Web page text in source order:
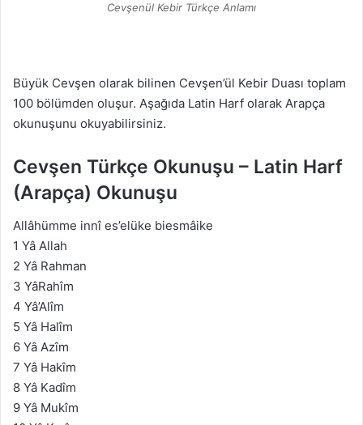
Cevşenül Kebir Türkçe Anlamı
Büyük Cevşen olarak bilinen Cevşen’ül Kebir Duası toplam
100 bölümden oluşur. Aşağıda Latin Harf olarak Arapça
okunuşunu okuyabilirsiniz.
Cevşen Türkçe Okunuşu – Latin Harf
(Arapça) Okunuşu
Allâhümme innî es’elüke biesmâike
1 Yâ Allah
2 Yâ Rahman
3 YâRahîm
4 Yâ’Alîm
5 Yâ Halîm
6 Yâ Azîm
7 Yâ Hakîm
8 Yâ Kadîm
9 Yâ Mukîm